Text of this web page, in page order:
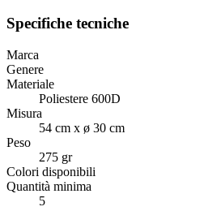
Specifiche tecniche
Marca
Genere
Materiale
Poliestere 600D
Misura
54 cm x ø 30 cm
Peso
275 gr
Colori disponibili
Quantità minima
5